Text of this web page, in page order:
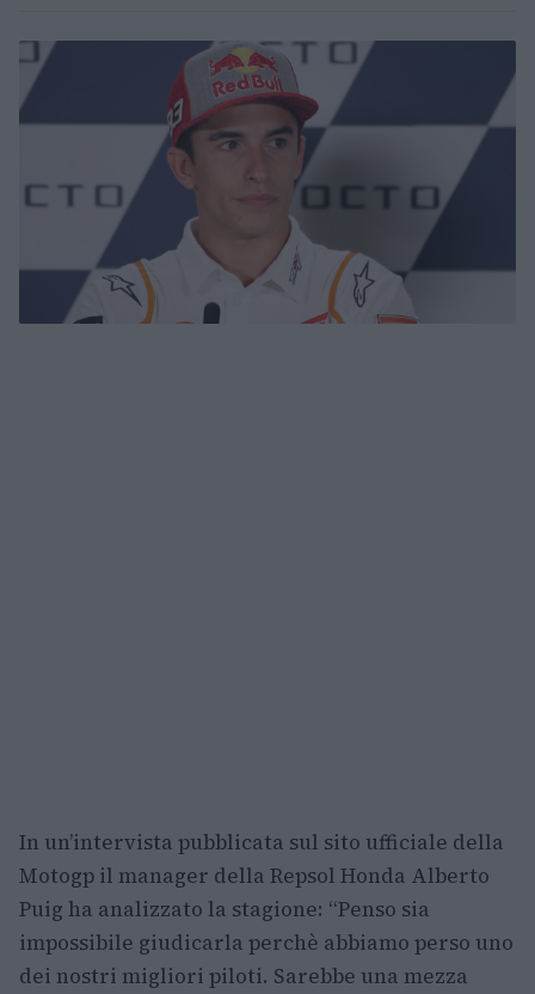
In un’intervista pubblicata sul sito ufficiale della
Motogp il manager della Repsol Honda Alberto
Puig ha analizzato la stagione: “Penso sia
impossibile giudicarla perchè abbiamo perso uno
dei nostri migliori piloti. Sarebbe una mezza